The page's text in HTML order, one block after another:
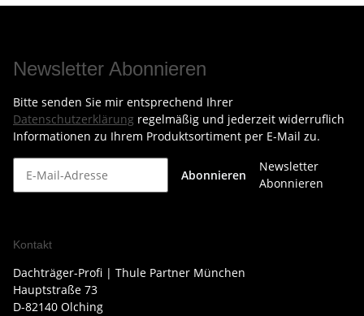
Newsletter Abonnieren
Bitte senden Sie mir entsprechend Ihrer
Datenschutzerklärung regelmäßig und jederzeit widerruflich
Informationen zu Ihrem Produktsortiment per E-Mail zu.
Abonnieren
Newsletter
Abonnieren
Kontakt
Dachträger-Profi | Thule Partner München
Hauptstraße 73
D-82140 Olching